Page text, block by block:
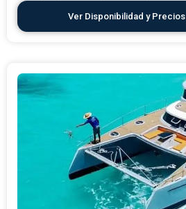
Ver Disponibilidad y Precios